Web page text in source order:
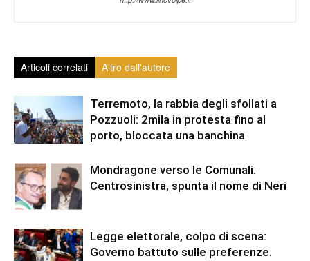
Articoli correlati Altro dall'autore
Terremoto, la rabbia degli sfollati a
Pozzuoli: 2mila in protesta fino al
porto, bloccata una banchina
Mondragone verso le Comunali.
Centrosinistra, spunta il nome di Neri
Legge elettorale, colpo di scena:
Governo battuto sulle preferenze.